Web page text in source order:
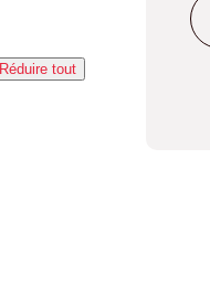
Réduire tout